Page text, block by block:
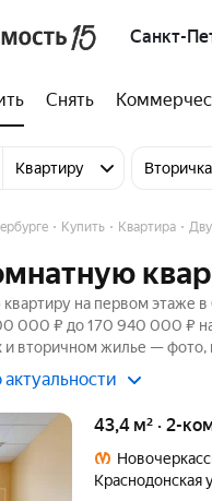
Санкт-
Снять
Квартиру
Купить Квартира
на первом этаже
000 ₽ до 170 940 000 ₽
и вторичном жилье — фото,
актуальности
43,4 м² · 2-
Краснодонская